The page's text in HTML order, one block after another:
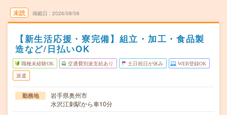
未読 掲載日 2026/08/06
【新生活応援・寮完備】組立・加工・食品製
造など/日払いOK
職種未経験OK 交通費別途支給あり 土日祝日が休み WEB登録OK
派遣
勤務地
岩手県奥州市
水沢江刺駅から車10分